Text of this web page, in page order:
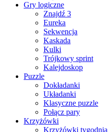
Gry logiczne
Znajdź 3
Eureka
Sekwencja
Kaskada
Kulki
Trójkowy sprint
Kalejdoskop
Puzzle
Dokładanki
Układanki
Klasyczne puzzle
Połącz pary
Krzyżówki
Krzyżówki tygodnia